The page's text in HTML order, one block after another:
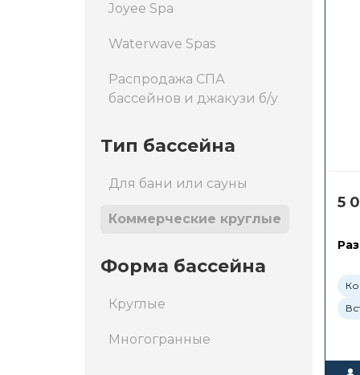
Joyee Spa
Waterwave Spas
Распродажа СПА
бассейнов и джакузи б/у
Тип бассейна
Для бани или сауны
Коммерческие круглые
Форма бассейна
Круглые
Многогранные
5